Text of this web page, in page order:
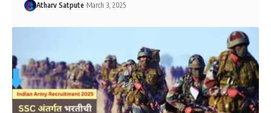
Atharv Satpute March 3, 2025